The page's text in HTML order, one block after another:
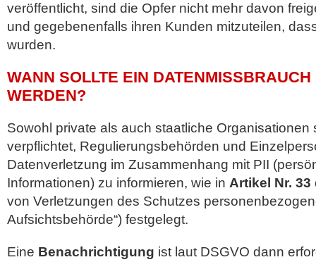
veröffentlicht, sind die Opfer nicht mehr davon
und gegebenenfalls ihren Kunden mitzuteilen,
wurden.
WANN SOLLTE EIN
WERDEN?
Sowohl private als auch staatliche Organisationen
verpflichtet, Regulierungsbehörden und
Datenverletzung im Zusammenhang mit PII
Informationen) zu informieren, wie in Artikel Nr. 33
von Verletzungen des Schutzes
Aufsichtsbehörde“) festgelegt.
Eine Benachrichtigung ist laut DSGVO dann